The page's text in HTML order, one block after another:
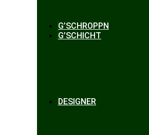
G’SCHROPPN
G’SCHICHT
DESIGNER